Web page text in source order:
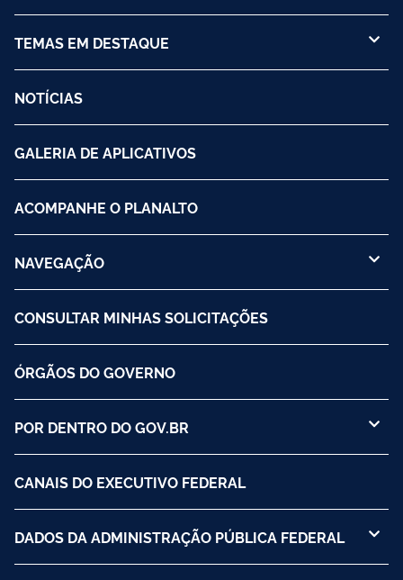
TEMAS EM DESTAQUE
NOTÍCIAS
GALERIA DE APLICATIVOS
ACOMPANHE O PLANALTO
NAVEGAÇÃO
CONSULTAR MINHAS SOLICITAÇÕES
ÓRGÃOS DO GOVERNO
POR DENTRO DO GOV.BR
CANAIS DO EXECUTIVO FEDERAL
DADOS DA ADMINISTRAÇÃO PÚBLICA FEDERAL